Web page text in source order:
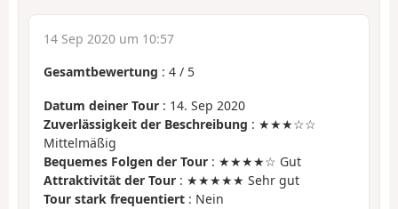
14 Sep 2020 um 10:57
Gesamtbewertung : 4 / 5
Datum deiner Tour : 14. Sep 2020
Zuverlässigkeit der Beschreibung : ★★★☆☆
Mittelmäßig
Bequemes Folgen der Tour : ★★★★☆ Gut
Attraktivität der Tour : ★★★★★ Sehr gut
Tour stark frequentiert : Nein